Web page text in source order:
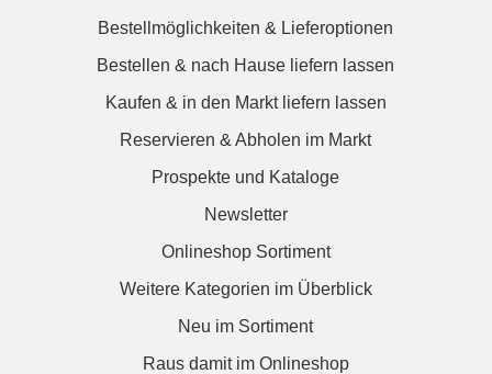
Bestellmöglichkeiten & Lieferoptionen
Bestellen & nach Hause liefern lassen
Kaufen & in den Markt liefern lassen
Reservieren & Abholen im Markt
Prospekte und Kataloge
Newsletter
Onlineshop Sortiment
Weitere Kategorien im Überblick
Neu im Sortiment
Raus damit im Onlineshop